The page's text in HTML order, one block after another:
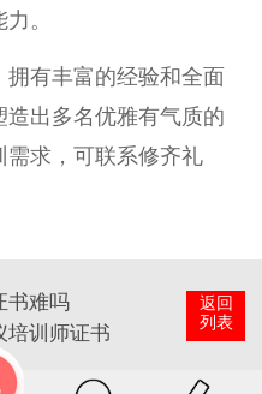
。
有丰富的经验和全面
出多名优雅有气质的
求，可联系修齐礼
返回
列表
书难吗
培训师证书